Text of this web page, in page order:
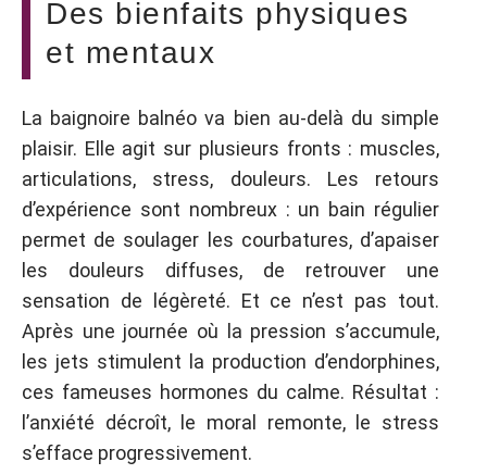
Des bienfaits physiques
et mentaux
La baignoire balnéo va bien au-delà du simple
plaisir. Elle agit sur plusieurs fronts : muscles,
articulations, stress, douleurs. Les retours
d’expérience sont nombreux : un bain régulier
permet de soulager les courbatures, d’apaiser
les douleurs diffuses, de retrouver une
sensation de légèreté. Et ce n’est pas tout.
Après une journée où la pression s’accumule,
les jets stimulent la production d’endorphines,
ces fameuses hormones du calme. Résultat :
l’anxiété décroît, le moral remonte, le stress
s’efface progressivement.